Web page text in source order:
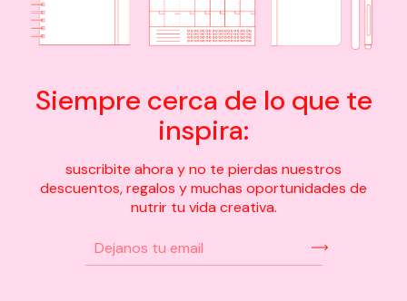
Siempre cerca de lo que te
inspira:
suscribite ahora y no te pierdas nuestros
descuentos, regalos y muchas oportunidades de
nutrir tu vida creativa.